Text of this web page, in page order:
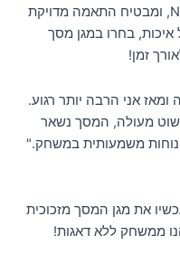
נועד במיוחד עבור Nintendo Switch 2, ומבטיח התאמה מדויקת
בחרו במגן מסך
זמן!
אני הרבה יותר רגוע.
מעולה, המסך נשאר
נוחות משמעותית במשחק."
את מגן המסך מזכוכית